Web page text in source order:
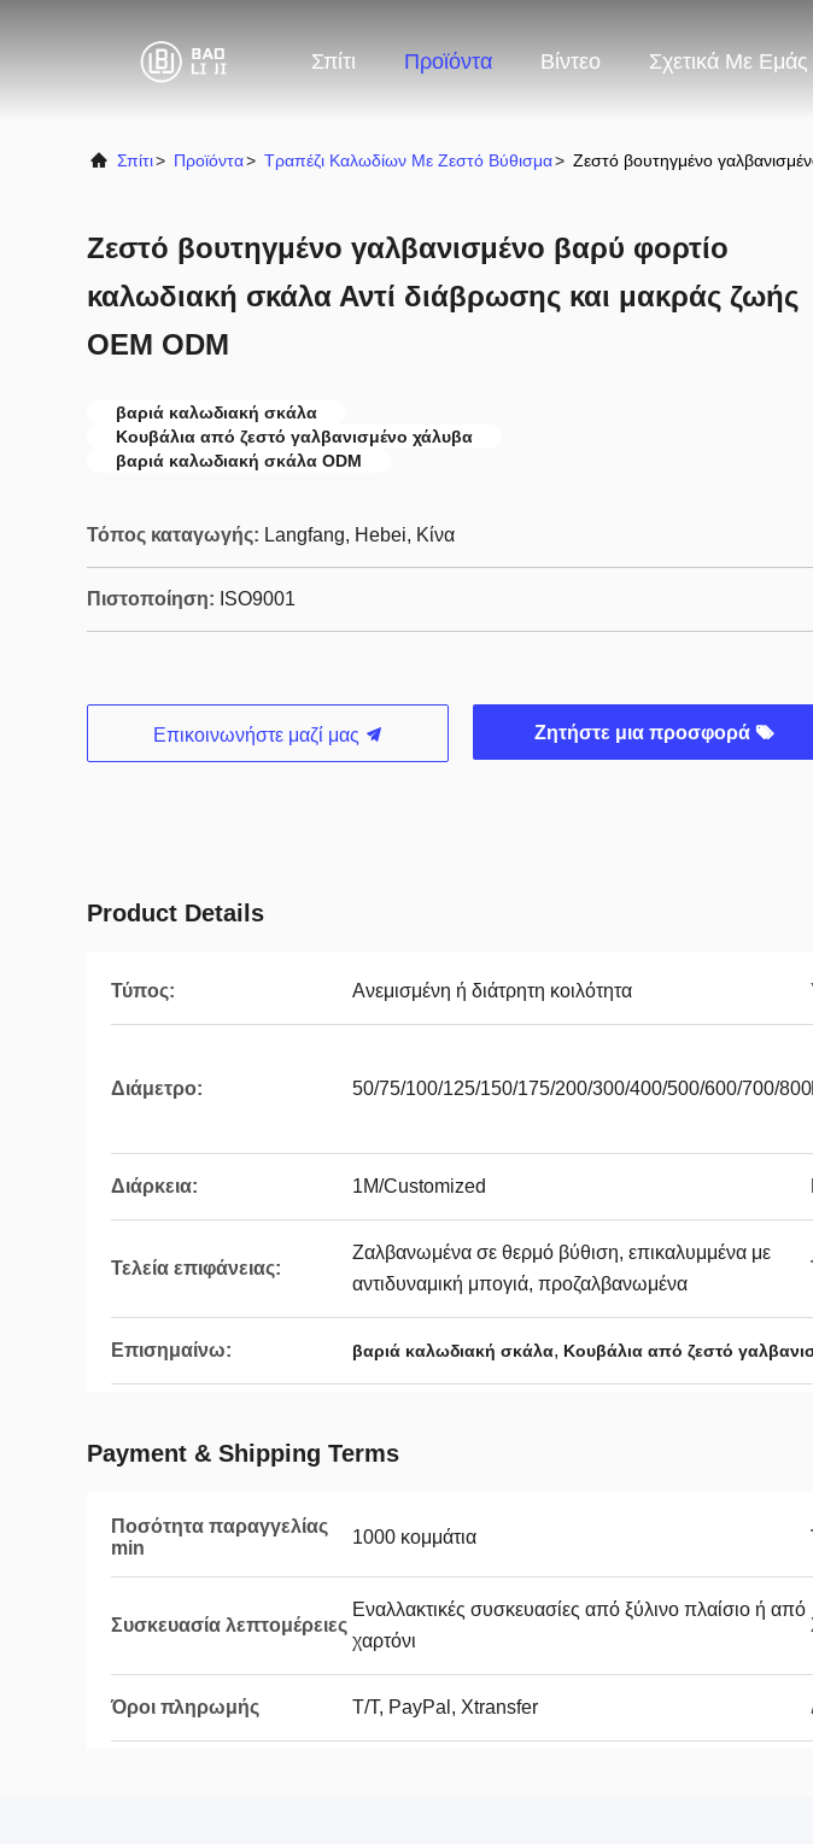
Σπίτι Προϊόντα Βίντεο Σχετικά Με Εμάς
Σπίτι> Προϊόντα> Τραπέζι Καλωδίων Με Ζεστό Βύθισμα> Ζεστό βουτηγμένο
Ζεστό βουτηγμένο γαλβανισμένο βαρύ φορτίο
καλωδιακή σκάλα Αντί διάβρωσης και μακράς ζωής
OEM ODM
βαριά καλωδιακή σκάλα
Κουβάλια από ζεστό γαλβανισμένο χάλυβα
βαριά καλωδιακή σκάλα ODM
Τόπος καταγωγής: Langfang, Hebei, Κίνα
Πιστοποίηση: ISO9001
Επικοινωνήστε μαζί μας Ζητήστε μια προσφορά
Product Details
Τύπος: Ανεμισμένη ή διάτρητη κοιλότητα
Διάμετρο: 50/75/100/125/150/175/200/300/400/500/600/700/800
Διάρκεια: 1M/Customized
Τελεία επιφάνειας:
Ζαλβανωμένα σε θερμό βύθιση, επικαλυμμένα με
αντιδυναμική μπογιά, προζαλβανωμένα
Επισημαίνω: βαριά καλωδιακή σκάλα, Κουβάλια από ζεστό
Payment & Shipping Terms
Ποσότητα παραγγελίας
min
1000 κομμάτια
Συσκευασία λεπτομέρειες
Εναλλακτικές συσκευασίες από ξύλινο πλαίσιο ή από
χαρτόνι
Όροι πληρωμής Τ/Τ, PayPal, Xtransfer